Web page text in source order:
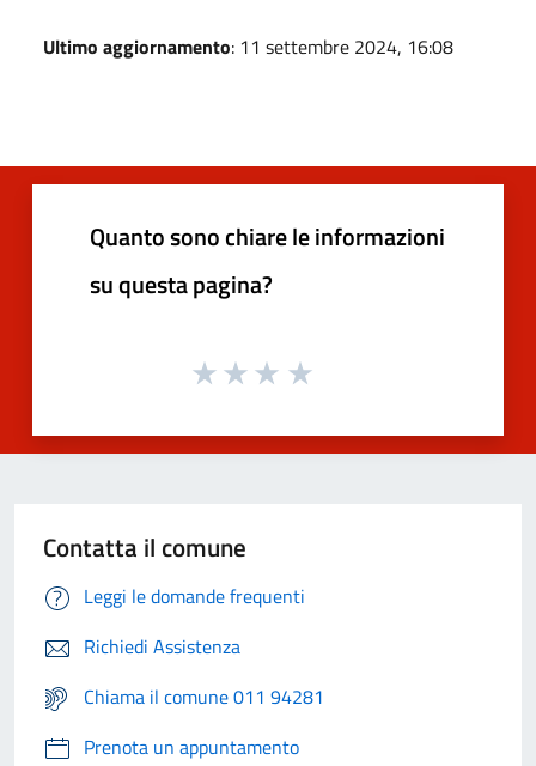
Ultimo aggiornamento: 11 settembre 2024, 16:08
Quanto sono chiare le informazioni
su questa pagina?
Contatta il comune
Leggi le domande frequenti
Richiedi Assistenza
Chiama il comune 011 94281
Prenota un appuntamento